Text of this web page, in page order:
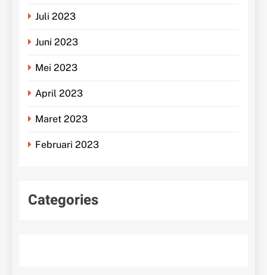
Juli 2023
Juni 2023
Mei 2023
April 2023
Maret 2023
Februari 2023
Categories